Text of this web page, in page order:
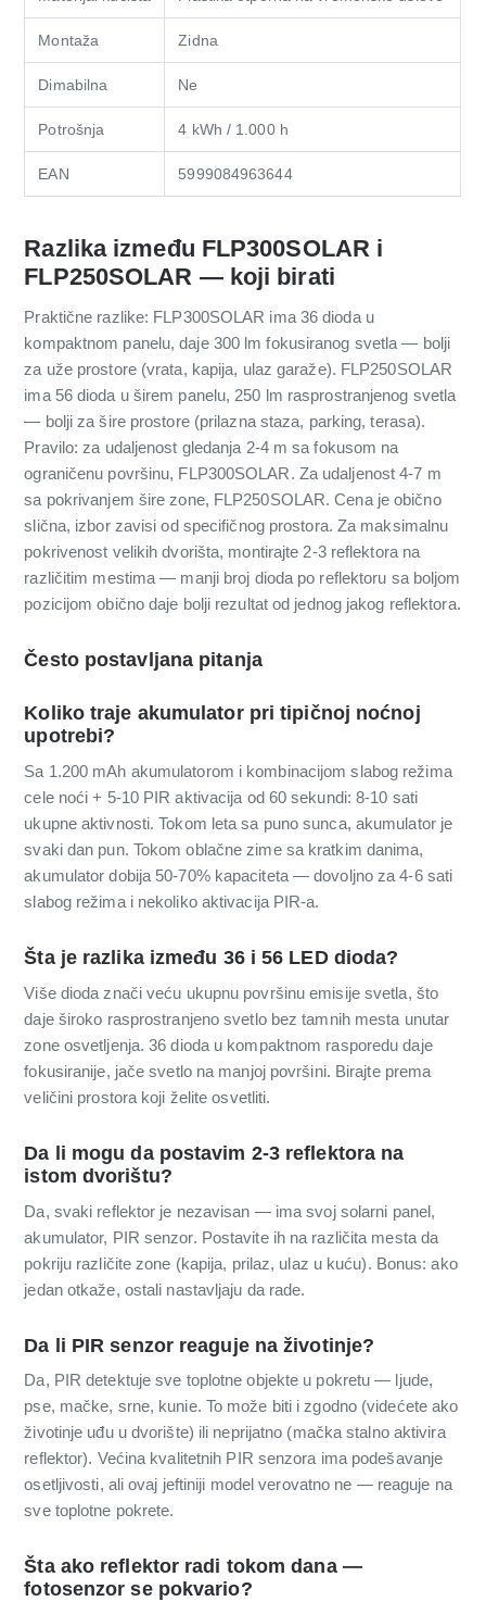
Montaža Zidna
Dimabilna Ne
Potrošnja 4 kWh / 1.000 h
EAN 5999084963644
Razlika između FLP300SOLAR i
FLP250SOLAR — koji birati
Praktične razlike: FLP300SOLAR ima 36 dioda u
kompaktnom panelu, daje 300 lm fokusiranog svetla — bolji
za uže prostore (vrata, kapija, ulaz garaže). FLP250SOLAR
ima 56 dioda u širem panelu, 250 lm rasprostranjenog svetla
— bolji za šire prostore (prilazna staza, parking, terasa).
Pravilo: za udaljenost gledanja 2-4 m sa fokusom na
ograničenu površinu, FLP300SOLAR. Za udaljenost 4-7 m
sa pokrivanjem šire zone, FLP250SOLAR. Cena je obično
slična, izbor zavisi od specifičnog prostora. Za maksimalnu
pokrivenost velikih dvorišta, montirajte 2-3 reflektora na
različitim mestima — manji broj dioda po reflektoru sa boljom
pozicijom obično daje bolji rezultat od jednog jakog reflektora.
Često postavljana pitanja
Koliko traje akumulator pri tipičnoj noćnoj
upotrebi?
Sa 1.200 mAh akumulatorom i kombinacijom slabog režima
cele noći + 5-10 PIR aktivacija od 60 sekundi: 8-10 sati
ukupne aktivnosti. Tokom leta sa puno sunca, akumulator je
svaki dan pun. Tokom oblačne zime sa kratkim danima,
akumulator dobija 50-70% kapaciteta — dovoljno za 4-6 sati
slabog režima i nekoliko aktivacija PIR-a.
Šta je razlika između 36 i 56 LED dioda?
Više dioda znači veću ukupnu površinu emisije svetla, što
daje široko rasprostranjeno svetlo bez tamnih mesta unutar
zone osvetljenja. 36 dioda u kompaktnom rasporedu daje
fokusiranije, jače svetlo na manjoj površini. Birajte prema
veličini prostora koji želite osvetliti.
Da li mogu da postavim 2-3 reflektora na
istom dvorištu?
Da, svaki reflektor je nezavisan — ima svoj solarni panel,
akumulator, PIR senzor. Postavite ih na različita mesta da
pokriju različite zone (kapija, prilaz, ulaz u kuću). Bonus: ako
jedan otkaže, ostali nastavljaju da rade.
Da li PIR senzor reaguje na životinje?
Da, PIR detektuje sve toplotne objekte u pokretu — ljude,
pse, mačke, srne, kunie. To može biti i zgodno (videćete ako
životinje uđu u dvorište) ili neprijatno (mačka stalno aktivira
reflektor). Većina kvalitetnih PIR senzora ima podešavanje
osetljivosti, ali ovaj jeftiniji model verovatno ne — reaguje na
sve toplotne pokrete.
Šta ako reflektor radi tokom dana —
fotosenzor se pokvario?